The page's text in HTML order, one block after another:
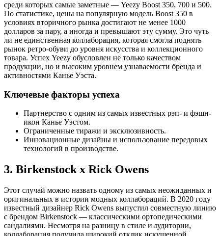
среди которых самые заметные — Yeezy Boost 350, 700 и 500.
По статистике, цены на популярную модель Boost 350 в
условиях вторичного рынка достигают не менее 1000
долларов за пару, а иногда и превышают эту сумму. Это чуть
ли не единственная коллаборация, которая смогла поднять
рынок ретро-обуви до уровня искусства и коллекционного
товара. Успех Yeezy обусловлен не только качеством
продукции, но и высоким уровнем узнаваемости бренда и
активностями Канье Уэста.
Ключевые факторы успеха
Партнерство с одним из самых известных рэп- и фэшн-
икон Канье Уэстом.
Ограниченные тиражи и эксклюзивность.
Инновационные дизайны и использование передовых
технологий в производстве.
3. Birkenstock x Rick Owens
Этот случай можно назвать одному из самых неожиданных и
оригинальных в истории модных коллабораций. В 2020 году
известный дизайнер Rick Owens выпустил совместную линию
с брендом Birkenstock — классическими ортопедическими
сандалиями. Несмотря на разницу в стиле и аудитории,